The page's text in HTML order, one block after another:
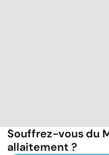
Souffrez-vous du
allaitement ?